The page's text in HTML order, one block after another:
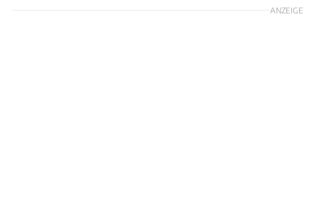
ANZEIGE